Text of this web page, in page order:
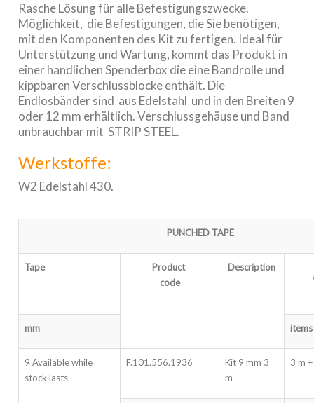
Rasche Lösung für alle Befestigungszwecke.
Möglichkeit, die Befestigungen, die Sie benötigen,
mit den Komponenten des Kit zu fertigen. Ideal für
Unterstützung und Wartung, kommt das Produkt in
einer handlichen Spenderbox die eine Bandrolle und
kippbaren Verschlussblocke enthält. Die
Endlosbänder sind aus Edelstahl und in den Breiten 9
oder 12 mm erhältlich. Verschlussgehäuse und Band
unbrauchbar mit STRIP STEEL.
Werkstoffe:
W2 Edelstahl 430.
PUNCHED TAPE
Tape
Product
code
Description
mm items
9 Available while
stock lasts
F.101.556.1936
Kit 9 mm 3
m
3 m